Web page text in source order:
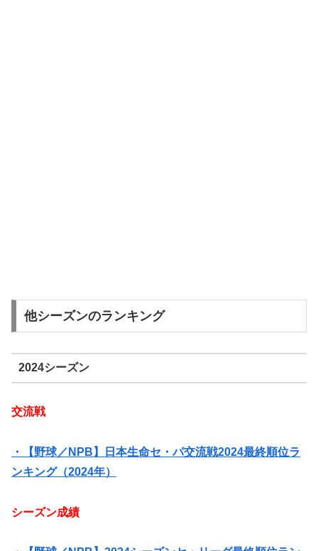
他シーズンのランキング
2024シーズン
交流戦
・【野球／NPB】日本生命セ・パ交流戦2024最終順位ラ
ンキング（2024年）
シーズン成績